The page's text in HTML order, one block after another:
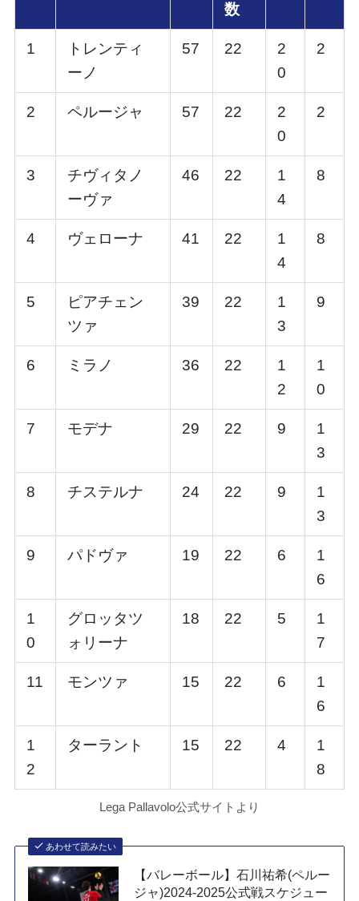
数
1
トレンティ
ーノ
57 22
2
0
2
2 ペルージャ 57 22
2
0
2
3
チヴィタノ
ーヴァ
46 22
1
4
8
4 ヴェローナ 41 22
1
4
8
5
ピアチェン
ツァ
39 22
1
3
9
6 ミラノ 36 22
1
2
1
0
7 モデナ 29 22 9
1
3
8 チステルナ 24 22 9
1
3
9 パドヴァ 19 22 6
1
6
1
0
グロッタツ
ォリーナ
18 22 5
1
7
11 モンツァ 15 22 6
1
6
1
2
ターラント 15 22 4
1
8
Lega Pallavolo公式サイトより
あわせて読みたい
【バレーボール】石川祐希(ペルー
ジャ)2024-2025公式戦スケジュー